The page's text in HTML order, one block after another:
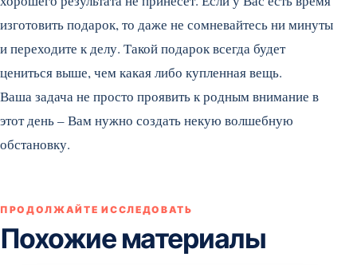
изготовить подарок, то даже не сомневайтесь ни минуты
и переходите к делу. Такой подарок всегда будет
цениться выше, чем какая либо купленная вещь.
Ваша задача не просто проявить к родным внимание в
этот день – Вам нужно создать некую волшебную
обстановку.
ПРОДОЛЖАЙТЕ ИССЛЕДОВАТЬ
Похожие материалы